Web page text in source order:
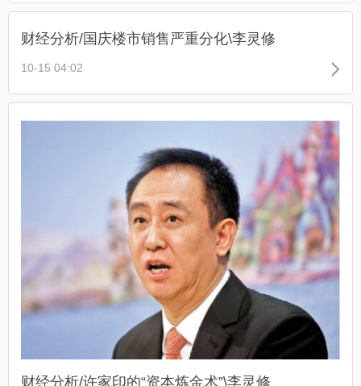
财经分析/国庆楼市销售严重分化\李灵修
10-15 04:02
财经分析/许家印的“资本炼金术”\李灵修